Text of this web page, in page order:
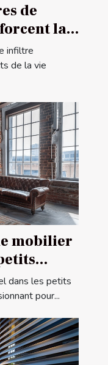
de
la
infiltre
de la vie
mobilier
dans les petits
pour...